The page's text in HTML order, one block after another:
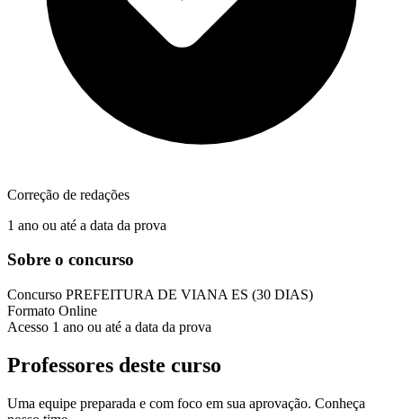
Correção de redações
1 ano ou até a data da prova
Sobre o concurso
Concurso PREFEITURA DE VIANA ES (30 DIAS)
Formato Online
Acesso 1 ano ou até a data da prova
Professores deste curso
Uma equipe preparada e com foco em sua aprovação. Conheça